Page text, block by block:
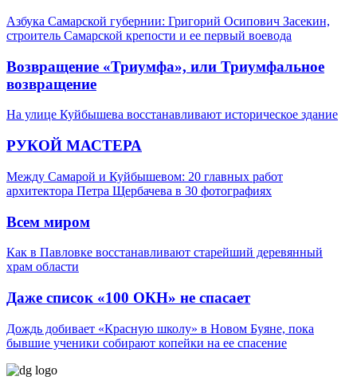
Азбука Самарской губернии: Григорий Осипович Засекин,
строитель Самарской крепости и ее первый воевода
Возвращение «Триумфа», или Триумфальное
возвращение
На улице Куйбышева восстанавливают историческое здание
РУКОЙ МАСТЕРА
Между Самарой и Куйбышевом: 20 главных работ
архитектора Петра Щербачева в 30 фотографиях
Всем миром
Как в Павловке восстанавливают старейший деревянный
храм области
Даже список «100 ОКН» не спасает
Дождь добивает «Красную школу» в Новом Буяне, пока
бывшие ученики собирают копейки на ее спасение